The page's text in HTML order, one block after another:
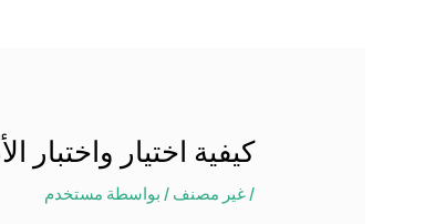
كيفية اختيار واختبار
/غير مصنف / بواسطة مستخدم